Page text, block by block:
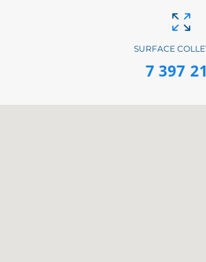
SURFACE
7 397